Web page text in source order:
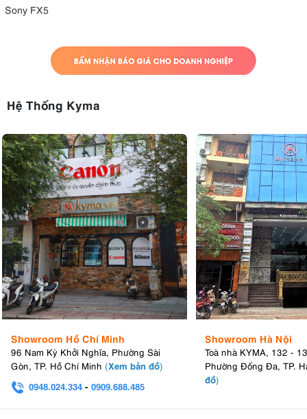
Sony FX5
Hệ Thống Kyma
Showroom Hồ Chí Minh
96 Nam Kỳ Khởi Nghĩa, Phường Sài
Gòn, TP. Hồ Chí Minh (Xem bản đồ)
0948.024.334 - 0909.688.485
Showroom Hà Nội
Toà nhà KYMA, 132 -
Phường Đống Đa, TP.
đồ)